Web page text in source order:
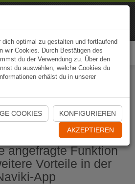
App jetzt öffnen
angefragte Funktion
Vorteile in der
App
dich optimal zu gestalten und fortlaufend
wir Cookies. Durch Bestätigen des
du der Verwendung zu. Über den
du auswählen, welche Cookies du
erhälst du in unserer
COOKIES KONFIGURIEREN
AKZEPTIEREN